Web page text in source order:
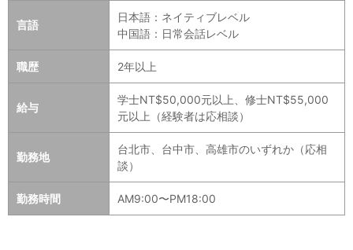
言語
日本語：ネイティブレベル
中国語：日常会話レベル
職歴 2年以上
給与
学士NT$50,000元以上、修士NT$55,000
元以上（経験者は応相談）
勤務地
台北市、台中市、高雄市のいずれか（応相
談）
勤務時間 AM9:00〜PM18:00